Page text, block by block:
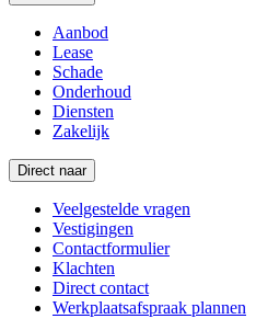
Aanbod
Lease
Schade
Onderhoud
Diensten
Zakelijk
Direct naar
Veelgestelde vragen
Vestigingen
Contactformulier
Klachten
Direct contact
Werkplaatsafspraak plannen